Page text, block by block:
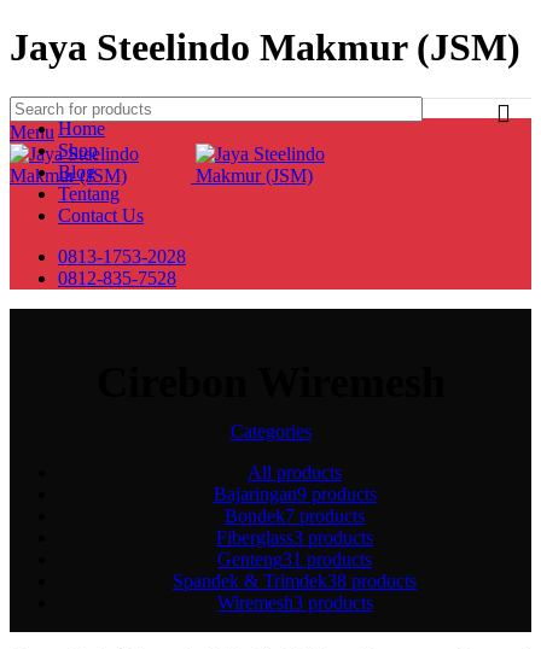
Jaya Steelindo Makmur (JSM)
Menu Home
Shop
Blog
Tentang
Contact Us
0813-1753-2028
0812-835-7528
Categories
All products
Bajaringan9 products
Bondek7 products
Fiberglass3 products
Genteng31 products
Spandek & Trimdek38 products
Wiremesh3 products